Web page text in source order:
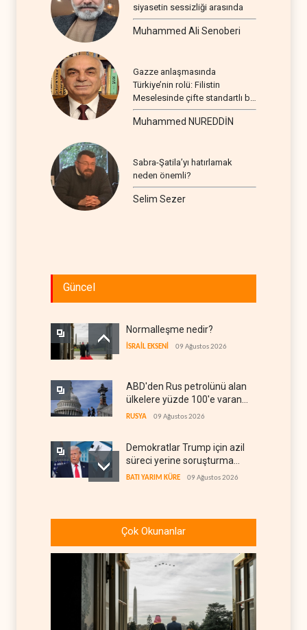
siyasetin sessizliği arasında
Muhammed Ali Senoberi
Gazze anlaşmasında
Türkiye’nin rolü: Filistin
Meselesinde çifte standartlı bir
seyir
Muhammed NUREDDİN
Sabra-Şatila’yı hatırlamak
neden önemli?
Selim Sezer
Güncel
Normalleşme nedir?
İSRAİL EKSENİ 09 Ağustos 2026
ABD'den Rus petrolünü alan
ülkelere yüzde 100'e varan
gümrük vergisi
RUSYA 09 Ağustos 2026
Demokratlar Trump için azil
süreci yerine soruşturma
hazırlıyor
BATI YARIM KÜRE 09 Ağustos 2026
Afrika'daki petrol
üreticilerine yaradı
Pentagon silah şirketlerine
BATI YARIM KÜRE 09 Ağustos 2026
Çok Okunanlar